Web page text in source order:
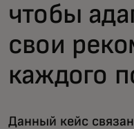
Новости и
чтобы
свои
каждого
Данный кейс